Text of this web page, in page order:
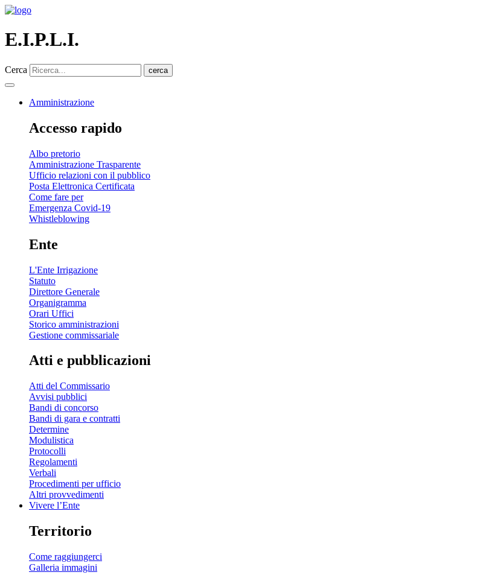
E.I.P.L.I.
Cerca cerca
Amministrazione
Accesso rapido
Albo pretorio
Amministrazione Trasparente
Ufficio relazioni con il pubblico
Posta Elettronica Certificata
Come fare per
Emergenza Covid-19
Whistleblowing
Ente
L'Ente Irrigazione
Statuto
Direttore Generale
Organigramma
Orari Uffici
Storico amministrazioni
Gestione commissariale
Atti e pubblicazioni
Atti del Commissario
Avvisi pubblici
Bandi di concorso
Bandi di gara e contratti
Determine
Modulistica
Protocolli
Regolamenti
Verbali
Procedimenti per ufficio
Altri provvedimenti
Vivere l’Ente
Territorio
Come raggiungerci
Galleria immagini